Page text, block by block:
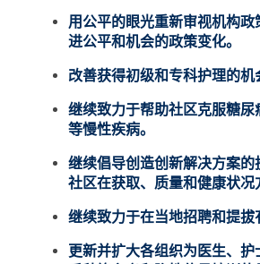
用公平的眼光重新审视机构
进公平和机会的政策变化。
改善获得初级和专科护理的机
继续致力于帮助社区克服糖
等慢性疾病。
继续倡导创造创新解决方案的
社区在获取、质量和健康状况
继续致力于在当地招聘和提拔
更新并扩大各组织为医生、